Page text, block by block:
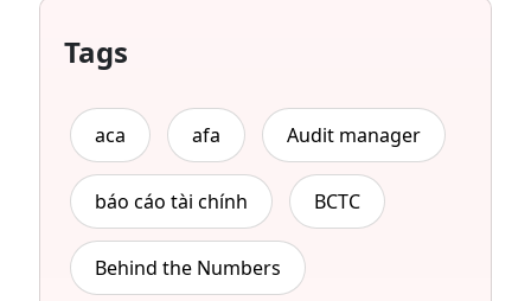
Tags
aca afa Audit manager
báo cáo tài chính BCTC
Behind the Numbers